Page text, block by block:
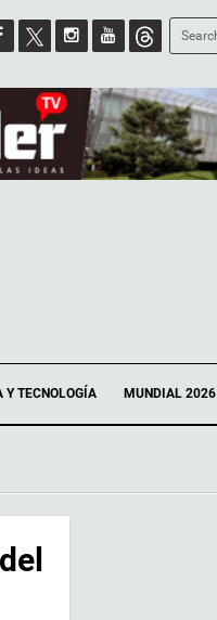
Y TECNOLOGÍA MUNDIAL 2026